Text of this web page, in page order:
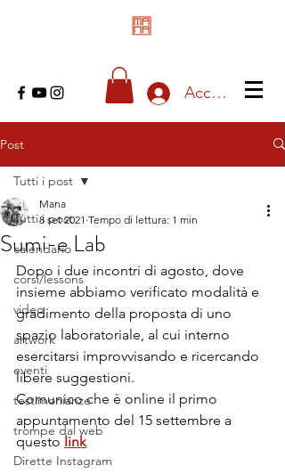
Accedi
Post
Tutti i post
calendario
corsi/lessons
video
artwork
eventi
testimonianze
trompe dal web
Dirette Instagram
Tutti i post
Sumi-e Lab
Mana
8 set 2021 Tempo di lettura: 1 min
Dopo i due incontri di agosto, dove
insieme abbiamo verificato modalità e
gradimento della proposta di uno
spazio laboratoriale, al cui interno
esercitarsi improvvisando e ricercando
libere suggestioni.
Comunico che è online il primo
appuntamento del 15 settembre a
questo link